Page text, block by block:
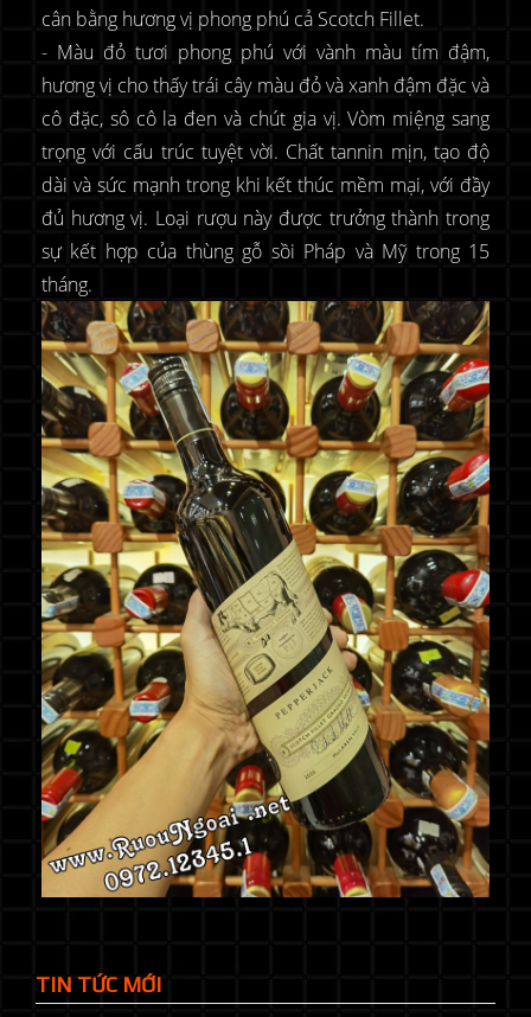
cân bằng hương vị phong phú cả Scotch Fillet.
- Màu đỏ tươi phong phú với vành màu tím đậm,
hương vị cho thấy trái cây màu đỏ và xanh đậm đặc và
cô đặc, sô cô la đen và chút gia vị. Vòm miệng sang
trọng với cấu trúc tuyệt vời. Chất tannin mịn, tạo độ
dài và sức mạnh trong khi kết thúc mềm mại, với đầy
đủ hương vị. Loại rượu này được trưởng thành trong
sự kết hợp của thùng gỗ sồi Pháp và Mỹ trong 15
tháng.
TIN TỨC MỚI